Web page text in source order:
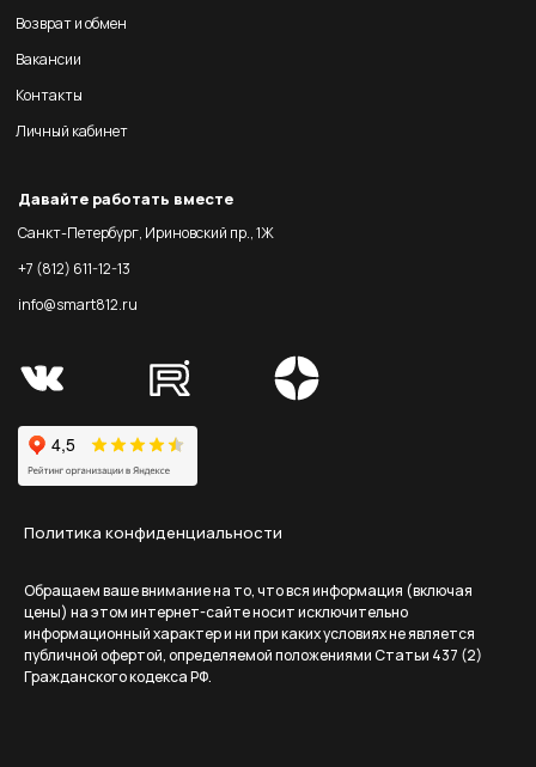
Возврат и обмен
Вакансии
Контакты
Личный кабинет
Давайте работать вместе
Санкт-Петербург, Ириновский пр., 1Ж
+7 (812) 611-12-13
info@smart812.ru
Политика конфиденциальности
Обращаем ваше внимание на то, что вся информация (включая
цены) на этом интернет-сайте носит исключительно
информационный характер и ни при каких условиях не является
публичной офертой, определяемой положениями Статьи 437 (2)
Гражданского кодекса РФ.